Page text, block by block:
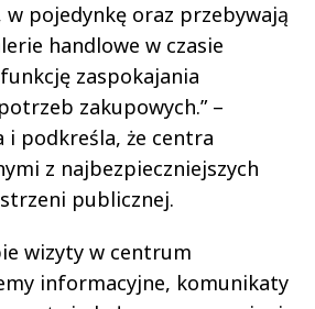
pojedynkę oraz przebywają
handlowe w czasie
zaspokajania
zakupowych.” –
i podkreśla, że centra
z najbezpieczniejszych
publicznej.
wizyty w centrum
informacyjne, komunikaty